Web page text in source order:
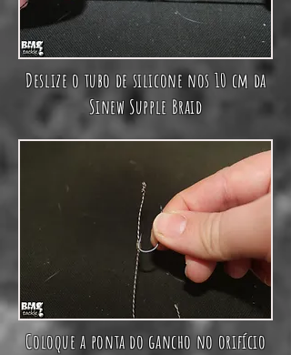
Deslize o tubo de silicone nos 10 cm da
Sinew Supple Braid
Coloque a ponta do gancho no orifício